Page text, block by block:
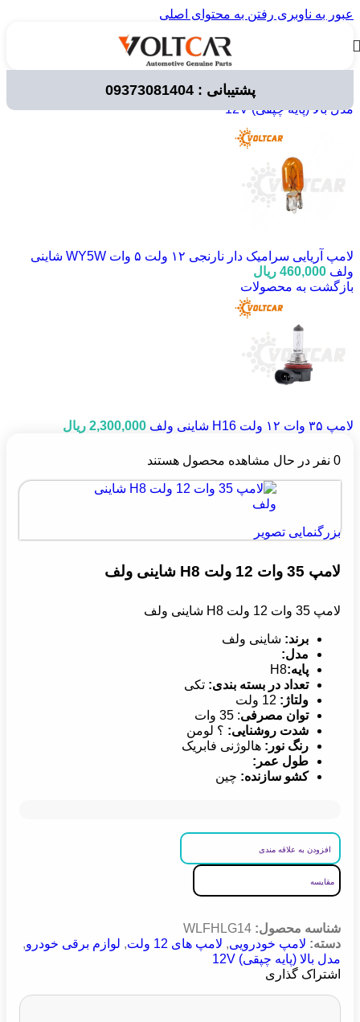
عبور به ناوبری رفتن به محتوای اصلی
پشتیبانی : 09373081404لوازم برقی خودرو/ لامپ خودرویی/ لامپ های 12 ولت
مدل بالا (پایه چپقی) 12V
لامپ آریایی سرامیک دار نارنجی ۱۲ ولت ۵ وات WY5W شاینی
ولف 460,000 ریال
بازگشت به محصولات
لامپ ۳۵ وات ۱۲ ولت H16 شاینی ولف 2,300,000 ریال
0 نفر در حال مشاهده محصول هستند
بزرگنمایی تصویر
لامپ 35 وات 12 ولت H8 شاینی ولف
لامپ 35 وات 12 ولت H8 شاینی ولف
برند: شاینی ولف
مدل:
پایه:H8
تعداد در بسته بندی: تکی
ولتاژ:
توان مصرفی: 35 وات
شدت روشنایی: ؟ لومن
رنگ نور: هالوژنی فابریک
طول عمر:
کشو سازنده: چین
افزودن به علاقه مندی
مقایسه
شناسه محصول: WLFHLG14
دسته: لامپ خودرویی, لامپ های 12 ولت , لوازم برقی خودرو,
مدل بالا (پایه چپقی) 12V
اشتراک گذاری